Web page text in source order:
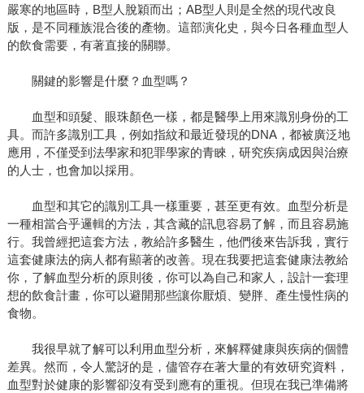
嚴寒的地區時，B型人脫穎而出；AB型人則是全然的現代改良
版，是不同種族混合後的產物。這部演化史，與今日各種血型人
的飲食需要，有著直接的關聯。
關鍵的影響是什麼？血型嗎？
血型和頭髮、眼珠顏色一樣，都是醫學上用來識別身份的工
具。而許多識別工具，例如指紋和最近發現的DNA，都被廣泛地
應用，不僅受到法學家和犯罪學家的青睞，研究疾病成因與治療
的人士，也會加以採用。
血型和其它的識別工具一樣重要，甚至更有效。血型分析是
一種相當合乎邏輯的方法，其含藏的訊息容易了解，而且容易施
行。我曾經把這套方法，教給許多醫生，他們後來告訴我，實行
這套健康法的病人都有顯著的改善。現在我要把這套健康法教給
你，了解血型分析的原則後，你可以為自己和家人，設計一套理
想的飲食計畫，你可以避開那些讓你厭煩、變胖、產生慢性病的
食物。
我很早就了解可以利用血型分析，來解釋健康與疾病的個體
差異。然而，令人驚訝的是，儘管存在著大量的有效研究資料，
血型對於健康的影響卻沒有受到應有的重視。但現在我已準備將